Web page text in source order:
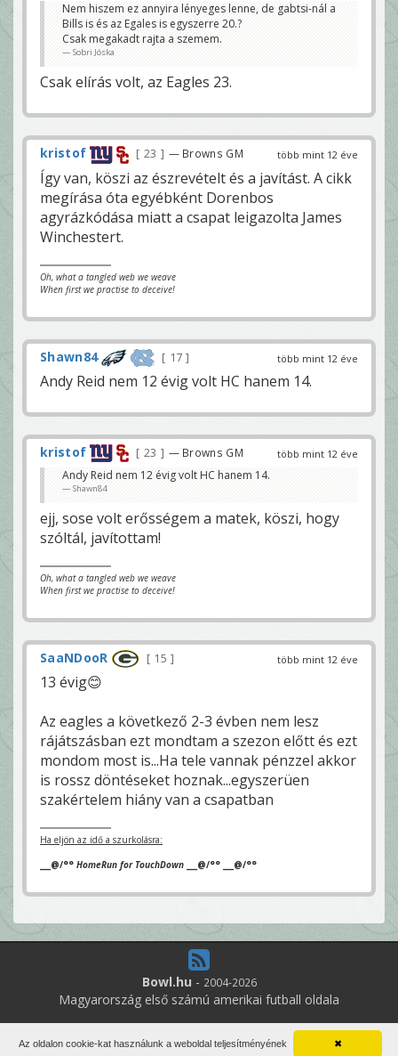
Nem hiszem ez annyira lényeges lenne, de gabtsi-nál a
Bills is és az Egales is egyszerre 20.?
Csak megakadt rajta a szemem.
Sobri Jóska
Csak elírás volt, az Eagles 23.
több mint 12 éve
kristof 23 — Browns GM
Így van, köszi az észrevételt és a javítást. A cikk
megírása óta egyébként Dorenbos
agyrázkódása miatt a csapat leigazolta James
Winchestert.
Oh, what a tangled web we weave
When first we practise to deceive!
több mint 12 éve
Shawn84 17
Andy Reid nem 12 évig volt HC hanem 14.
több mint 12 éve
kristof 23 — Browns GM
Andy Reid nem 12 évig volt HC hanem 14.
Shawn84
ejj, sose volt erősségem a matek, köszi, hogy
szóltál, javítottam!
Oh, what a tangled web we weave
When first we practise to deceive!
több mint 12 éve
SaaNDooR 15
13 évig😊
Az eagles a következő 2-3 évben nem lesz
rájátszásban ezt mondtam a szezon előtt és ezt
mondom most is...Ha tele vannak pénzzel akkor
is rossz döntéseket hoznak...egyszerüen
szakértelem hiány van a csapatban
Ha eljön az idő a szurkolásra:
___@/°° HomeRun for TouchDown ___@/°° ___@/°°
Bowl.hu - 2004-2026
Magyarország első számú amerikai futball oldala
4
online felhasználó
✖
Az oldalon cookie-kat használunk a weboldal teljesítményének